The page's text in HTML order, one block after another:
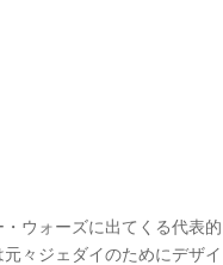
ウォーズに出てくる代表的
々ジェダイのためにデザイ